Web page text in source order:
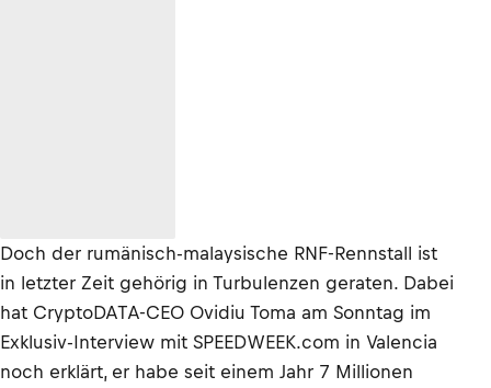
Doch der rumänisch-malaysische RNF-Rennstall ist
in letzter Zeit gehörig in Turbulenzen geraten. Dabei
hat CryptoDATA-CEO Ovidiu Toma am Sonntag im
Exklusiv-Interview mit SPEEDWEEK.com in Valencia
noch erklärt, er habe seit einem Jahr 7 Millionen